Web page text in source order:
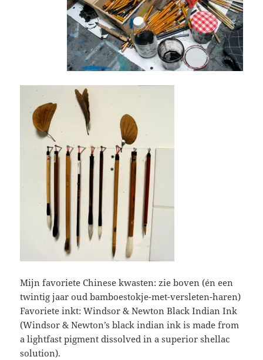
Mijn favoriete Chinese kwasten: zie boven (én een
twintig jaar oud bamboestokje-met-versleten-haren)
Favoriete inkt: Windsor & Newton Black Indian Ink
(Windsor & Newton’s black indian ink is made from
a lightfast pigment dissolved in a superior shellac
solution).